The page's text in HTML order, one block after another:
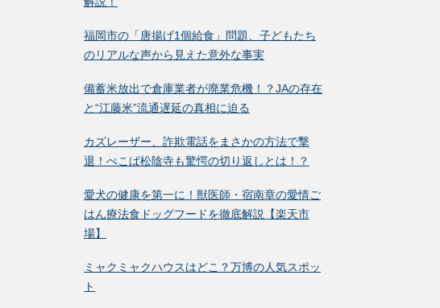
福岡市の「唐揚げ1個給食」問題、子どもたち
のリアルな声から見えた意外な事実
備蓄米放出で倉庫業者が廃業危機！？JAの存在
と“江藤米”流通遅延の真相に迫る
カズレーザー、詐欺電話をまさかの方法で撃
退！ぺこぱ松陰寺も驚愕の切り返しとは！？
愛犬の健康を第一に！獣医師・宿南章の愛情ご
はん療法食ドッグフードを徹底解説【楽天市
場】
ミャクミャクハウスはどこ？万博の人気スポッ
ト